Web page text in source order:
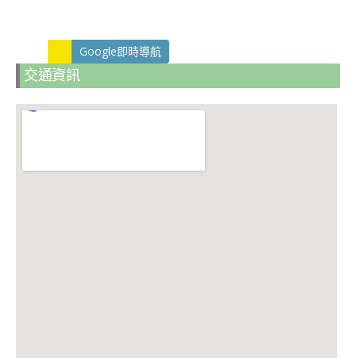
Google即時導航
交通資訊